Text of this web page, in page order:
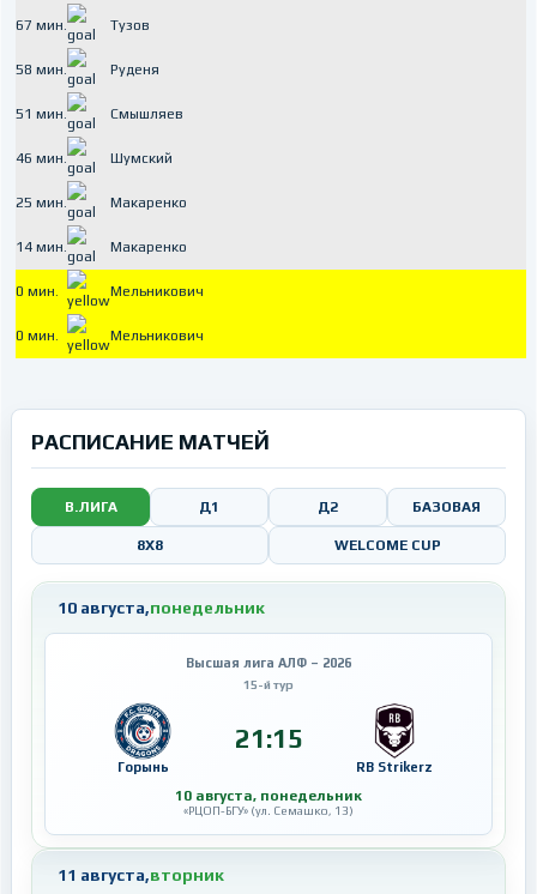
67 мин. Тузов
58 мин. Руденя
51 мин. Смышляев
46 мин. Шумский
25 мин. Макаренко
14 мин. Макаренко
0 мин. Мельникович
0 мин. Мельникович
РАСПИСАНИЕ МАТЧЕЙ
В.ЛИГА Д1 Д2 БАЗОВАЯ
8X8 WELCOME CUP
10 августа,понедельник
Высшая лига АЛФ – 2026
15-й тур
Горынь
21:15
RB Strikerz
10 августа, понедельник
«РЦОП-БГУ» (ул. Семашко, 13)
11 августа,вторник